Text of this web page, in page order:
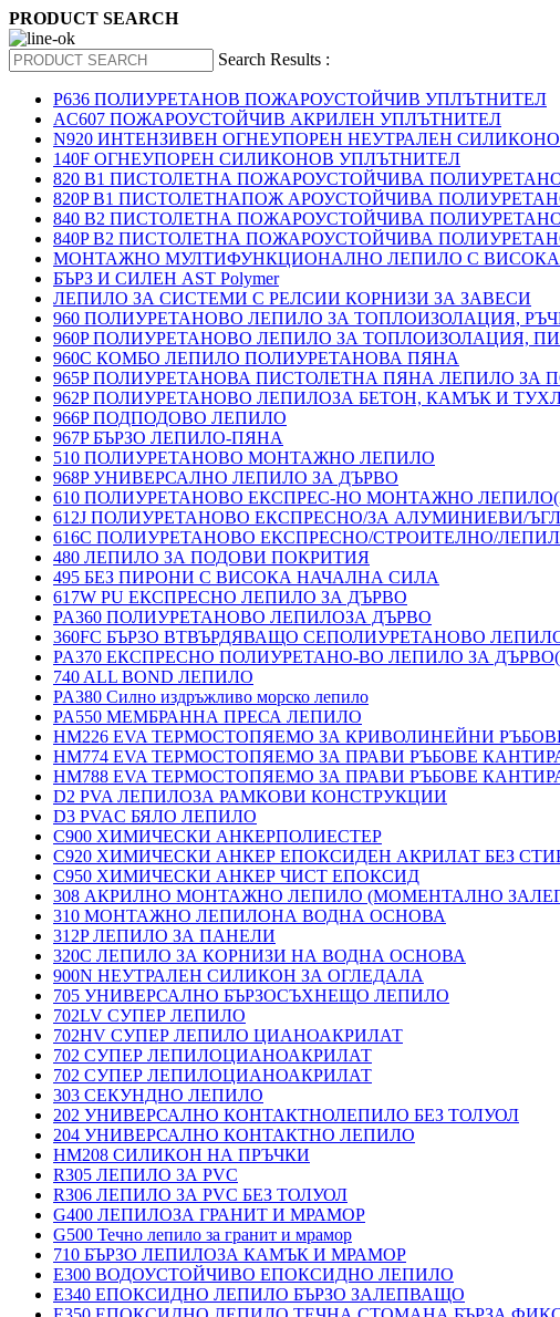
PRODUCT SEARCH
Search Results :
P636 ПОЛИУРЕТАНОВ ПОЖАРОУСТОЙЧИВ УПЛЪТНИТЕЛ
AC607 ПОЖАРОУСТОЙЧИВ АКРИЛЕН УПЛЪТНИТЕЛ
N920 ИНТЕНЗИВЕН ОГНЕУПОРЕН НЕУТРАЛЕН
140F ОГНЕУПОРЕН СИЛИКОНОВ УПЛЪТНИТЕЛ
820 B1 ПИСТОЛЕТНА ПОЖАРОУСТОЙЧИВА
820P B1 ПИСТОЛЕТНАПОЖ АРОУСТОЙЧИВА
840 B2 ПИСТОЛЕТНА ПОЖАРОУСТОЙЧИВА
840P B2 ПИСТОЛЕТНА ПОЖАРОУСТОЙЧИВА
МОНТАЖНО МУЛТИФУНКЦИОНАЛНО ЛЕПИЛО С
БЪРЗ И СИЛЕН AST Polymer
ЛЕПИЛО ЗА СИСТЕМИ С РЕЛСИИ КОРНИЗИ ЗА ЗАВЕСИ
960 ПОЛИУРЕТАНОВО ЛЕПИЛО ЗА ТОПЛОИЗОЛАЦИЯ,
960P ПОЛИУРЕТАНОВО ЛЕПИЛО ЗА ТОПЛОИЗОЛАЦИЯ,
960C КОМБО ЛЕПИЛО ПОЛИУРЕТАНОВА ПЯНА
965P ПОЛИУРЕТАНОВА ПИСТОЛЕТНА ПЯНА ЛЕПИЛО ЗА
962P ПОЛИУРЕТАНОВО ЛЕПИЛОЗА БЕТОН, КАМЪК И
966P ПОДПОДОВО ЛЕПИЛО
967P БЪРЗО ЛЕПИЛО-ПЯНА
510 ПОЛИУРЕТАНОВО МОНТАЖНО ЛЕПИЛО
968P УНИВЕРСАЛНО ЛЕПИЛО ЗА ДЪРВО
610 ПОЛИУРЕТАНОВО ЕКСПРЕС-НО МОНТАЖНО
612J ПОЛИУРЕТАНОВО ЕКСПРЕСНО/ЗА АЛУМИНИЕВИ/
616C ПОЛИУРЕТАНОВО ЕКСПРЕСНО/СТРОИТЕЛНО/
480 ЛЕПИЛО ЗА ПОДОВИ ПОКРИТИЯ
495 БЕЗ ПИРОНИ С ВИСОКА НАЧАЛНА СИЛА
617W PU ЕКСПРЕСНО ЛЕПИЛО ЗА ДЪРВО
PA360 ПОЛИУРЕТАНОВО ЛЕПИЛОЗА ДЪРВО
360FC БЪРЗО ВТВЪРДЯВАЩО СЕПОЛИУРЕТАНОВО
PA370 ЕКСПРЕСНО ПОЛИУРЕТАНО-ВО ЛЕПИЛО ЗА
740 ALL BOND ЛЕПИЛО
PA380 Силно издръжливо морско лепило
PA550 МЕМБРАННА ПРЕСА ЛЕПИЛО
HM226 EVA ТЕРМОСТОПЯЕМО ЗА КРИВОЛИНЕЙНИ
HM774 EVA ТЕРМОСТОПЯЕМО ЗА ПРАВИ РЪБОВЕ
HM788 EVA ТЕРМОСТОПЯЕМО ЗА ПРАВИ РЪБОВЕ
D2 PVA ЛЕПИЛОЗА РАМКОВИ КОНСТРУКЦИИ
D3 PVAC БЯЛО ЛЕПИЛО
C900 ХИМИЧЕСКИ АНКЕРПОЛИЕСТЕP
C920 ХИМИЧЕСКИ АНКЕР ЕПОКСИДЕН АКРИЛАТ БЕЗ
C950 ХИМИЧЕСКИ АНКЕР ЧИСТ ЕПОКСИД
308 АКРИЛНО МОНТАЖНО ЛЕПИЛО (МОМЕНТАЛНО
310 МОНТАЖНО ЛЕПИЛОНА ВОДНА ОСНОВА
312P ЛЕПИЛО ЗА ПАНЕЛИ
320C ЛЕПИЛО ЗА КОРНИЗИ НА ВОДНА ОСНОВА
900N НЕУТРАЛЕН СИЛИКОН ЗА ОГЛЕДАЛА
705 УНИВЕРСАЛНО БЪРЗОСЪХНЕЩО ЛЕПИЛО
702LV СУПЕР ЛЕПИЛО
702HV СУПЕР ЛЕПИЛО ЦИАНОАКРИЛАТ
702 СУПЕР ЛЕПИЛОЦИАНОАКРИЛАТ
702 СУПЕР ЛЕПИЛОЦИАНОАКРИЛАТ
303 СЕКУНДНО ЛЕПИЛО
202 УНИВЕРСАЛНО КОНТАКТНОЛЕПИЛО БЕЗ ТОЛУОЛ
204 УНИВЕРСАЛНО КОНТАКТНО ЛЕПИЛО
HM208 СИЛИКОН НА ПРЪЧКИ
R305 ЛЕПИЛО ЗА PVC
R306 ЛЕПИЛО ЗА PVC БЕЗ ТОЛУОЛ
G400 ЛЕПИЛОЗА ГРАНИТ И МРАМОP
G500 Течно лепило за гранит и мрамор
710 БЪРЗО ЛЕПИЛОЗА КАМЪК И МРАМОP
E300 ВОДОУСТОЙЧИВО ЕПОКСИДНО ЛЕПИЛО
E340 ЕПОКСИДНО ЛЕПИЛО БЪРЗО ЗАЛЕПВАЩО